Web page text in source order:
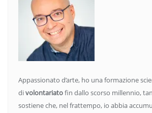
Appassionato d’arte, ho una formazione
divolontariatofin dallo scorso millennio,
sostiene che, nel frattempo, io abbia